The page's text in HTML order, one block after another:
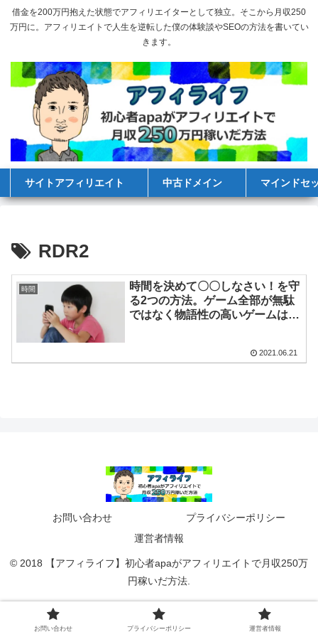
借金を200万円抱えた状態でアフィリエイターとして独立。そこから月収250
万円に。アフィリエイトで人生を逆転した僕の体験談やSEOの方法を書いてい
きます。
サイトアフィリエイト 中古ドメイン マインドセ
RDR2
時間
時間を決めて〇〇しなさい！を守
る2つの方法。ゲーム全部が無駄
ではなく物語性の高いゲームは共
2021.06.21
お問い合わせ
プライバシーポリシー
運営者情報
© 2018 【アフィライフ】初心者apaがアフィリエイトで月収250万
円稼いだ方法.
お問い合わせ プライバシーポリシー 運営者情報